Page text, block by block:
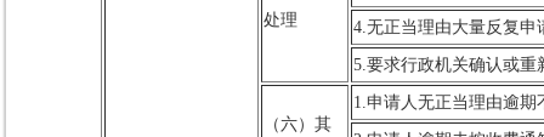
处理
4.无正当理由大量反复申
5.要求行政机关确认或重
（六）其
1.申请人无正当理由逾